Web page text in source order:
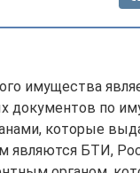
имущества
документов по
которые
являются БТИ,